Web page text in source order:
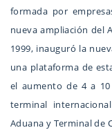
formada por
nueva ampliación del
1999, inauguró la
una plataforma de
el aumento de 4 a
terminal
Aduana y Terminal de